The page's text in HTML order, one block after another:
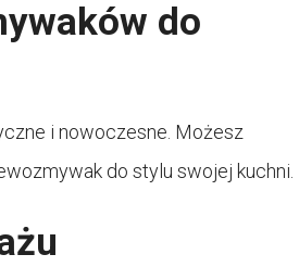
do
i nowoczesne. Możesz
do stylu swojej kuchni.